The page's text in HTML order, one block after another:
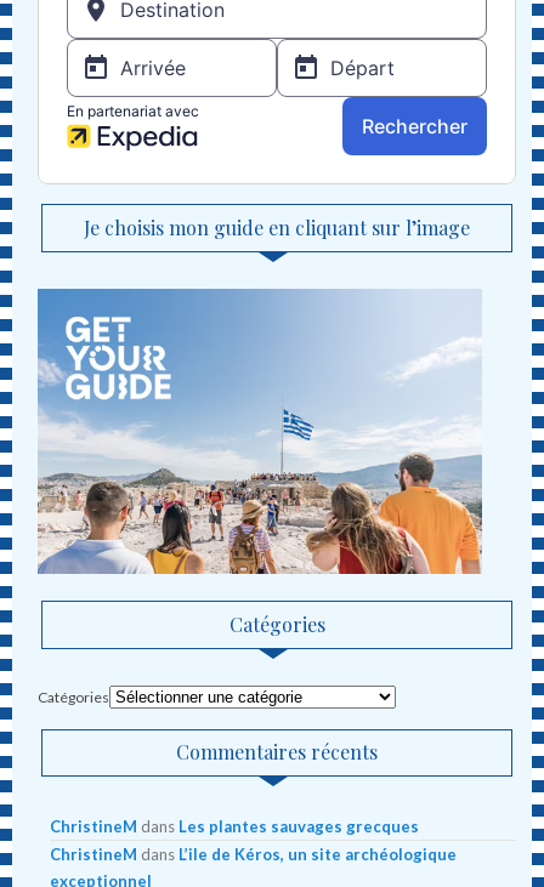
Je choisis mon guide en cliquant sur l’image
Catégories
Catégories
Commentaires récents
ChristineM dans Les plantes sauvages grecques
ChristineM dans L’ile de Kéros, un site archéologique
exceptionnel